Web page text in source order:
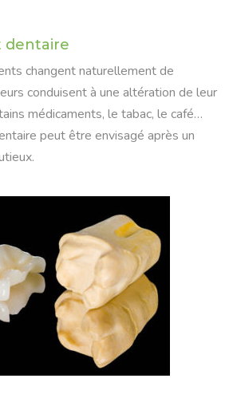
dentaire
changent naturellement de
conduisent à une altération de leur
médicaments, le tabac, le café…
peut être envisagé après un